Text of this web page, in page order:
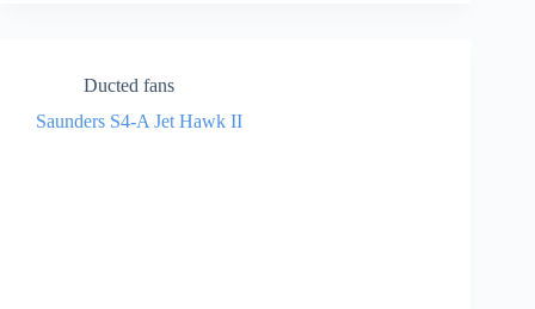
Ducted fans
Saunders S4-A Jet Hawk II